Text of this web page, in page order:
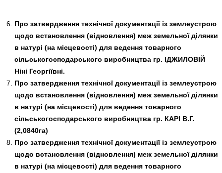
Про затвердження технічної документації із землеустрою
щодо встановлення (відновлення) меж земельної ділянки
в натурі (на місцевості) для ведення товарного
сільськогосподарського виробництва гр. ІДЖИЛОВІЙ
Ніні Георгіївні.
Про затвердження технічної документації із землеустрою
щодо встановлення (відновлення) меж земельної ділянки
в натурі (на місцевості) для ведення товарного
сільськогосподарського виробництва гр. КАРІ В.Г.
(2,0840га)
Про затвердження технічної документації із землеустрою
щодо встановлення (відновлення) меж земельної ділянки
в натурі (на місцевості) для ведення товарного